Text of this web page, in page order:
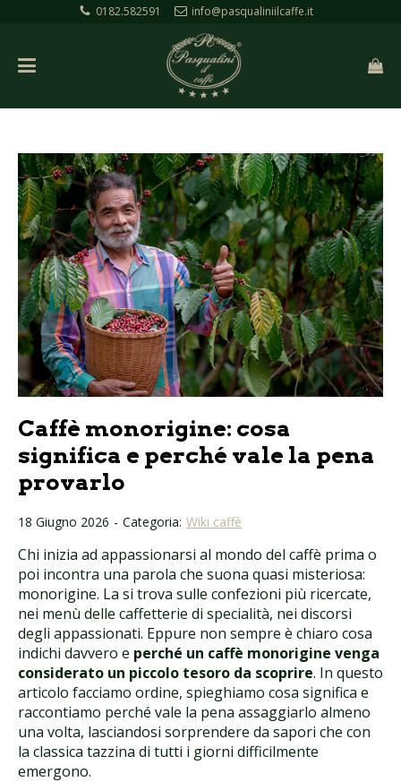
0182.582591 info@pasqualiniilcaffe.it
Caffè monorigine: cosa
significa e perché vale la pena
provarlo
18 Giugno 2026 - Categoria: Wiki caffè
Chi inizia ad appassionarsi al mondo del caffè prima o
poi incontra una parola che suona quasi misteriosa:
monorigine. La si trova sulle confezioni più ricercate,
nei menù delle caffetterie di specialità, nei discorsi
degli appassionati. Eppure non sempre è chiaro cosa
indichi davvero e perché un caffè monorigine venga
considerato un piccolo tesoro da scoprire. In questo
articolo facciamo ordine, spieghiamo cosa significa e
raccontiamo perché vale la pena assaggiarlo almeno
una volta, lasciandosi sorprendere da sapori che con
la classica tazzina di tutti i giorni difficilmente
emergono.